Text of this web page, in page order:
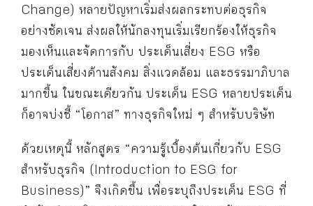
Change) หลายปัญหาเริ่มส่งผลกระทบต่อธุรกิจ
อย่างชัดเจน ส่งผลให้นักลงทุนเริ่มเรียกร้องให้ธุรกิจ
มองเห็นและจัดการกับ ประเด็นเสี่ยง ESG หรือ
ประเด็นเสี่ยงด้านสังคม สิ่งแวดล้อม และธรรมาภิบาล
มากขึ้น ในขณะเดียวกัน ประเด็น ESG หลายประเด็น
ก็อาจบ่งชี้ “โอกาส” ทางธุรกิจใหม่ ๆ สำหรับบริษัท
ด้วยเหตุนี้ หลักสูตร “ความรู้เบื้องต้นเกี่ยวกับ ESG
สำหรับธุรกิจ (Introduction to ESG for
Business)” จึงเกิดขึ้น เพื่อระบุถึงประเด็น ESG ที่